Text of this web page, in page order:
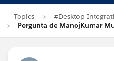
Topics
#Desktop
Pergunta de ManojKumar